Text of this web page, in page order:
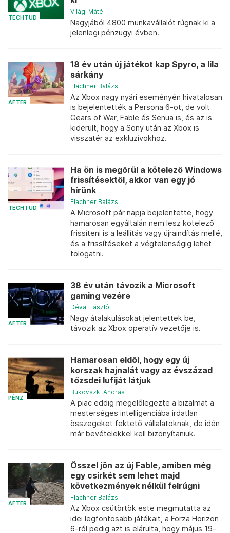
TECHTUD
Világi Máté
Nagyjából 4800 munkavállalót rúgnak ki a
jelenlegi pénzügyi évben.
AFTER
18 év után új játékot kap Spyro, a lila
sárkány
Flachner Balázs
Az Xbox nagy nyári eseményén hivatalosan
is bejelentették a Persona 6-ot, de volt
Gears of War, Fable és Senua is, és az is
kiderült, hogy a Sony után az Xbox is
visszatér az exkluzívokhoz.
TECHTUD
Ha ön is megőrül a kötelező Windows
frissítésektől, akkor van egy jó
hírünk
Flachner Balázs
A Microsoft pár napja bejelentette, hogy
hamarosan egyáltalán nem lesz kötelező
frissíteni is a leállítás vagy újraindítás mellé,
és a frissítéseket a végtelenségig lehet
tologatni.
AFTER
38 év után távozik a Microsoft
gaming vezére
Dévai László
Nagy átalakulásokat jelentettek be,
távozik az Xbox operatív vezetője is.
PÉNZ
Hamarosan eldől, hogy egy új
korszak hajnalát vagy az évszázad
tőzsdei lufiját látjuk
Bukovszki András
A piac eddig megelőlegezte a bizalmat a
mesterséges intelligenciába irdatlan
összegeket fektető vállalatoknak, de idén
már bevételekkel kell bizonyítaniuk.
AFTER
Ősszel jön az új Fable, amiben még
egy csirkét sem lehet majd
következmények nélkül felrúgni
Flachner Balázs
Az Xbox csütörtök este megmutatta az
idei legfontosabb játékait, a Forza Horizon
6-ról pedig azt is elárulta, hogy május 19-